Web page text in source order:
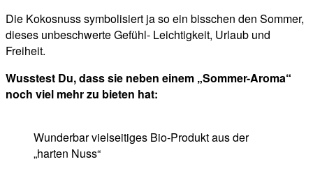
Die Kokosnuss symbolisiert ja so ein bisschen den Sommer,
dieses unbeschwerte Gefühl- Leichtigkeit, Urlaub und
Freiheit.
Wusstest Du, dass sie neben einem „Sommer-Aroma“
noch viel mehr zu bieten hat:
Wunderbar vielseitiges Bio-Produkt aus der
„harten Nuss“